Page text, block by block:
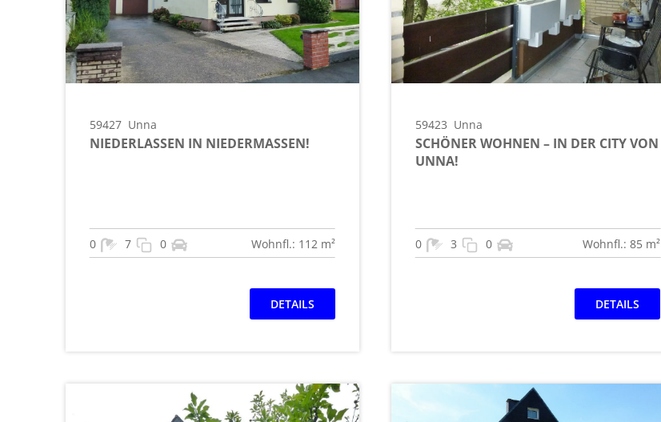
59427 Unna
NIEDERLASSEN IN NIEDERMASSEN!
0 7 0 Wohnfl.: 112 m²
DETAILS
59423 Unna
SCHÖNER WOHNEN – IN DER CITY VON
UNNA!
0 3 0 Wohnfl.: 85 m²
DETAILS